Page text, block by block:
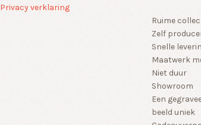
Privacy verklaring
Ruime
Zelf
Snelle
Maatwerk
Niet duur
Showroom
Een
beeld uniek